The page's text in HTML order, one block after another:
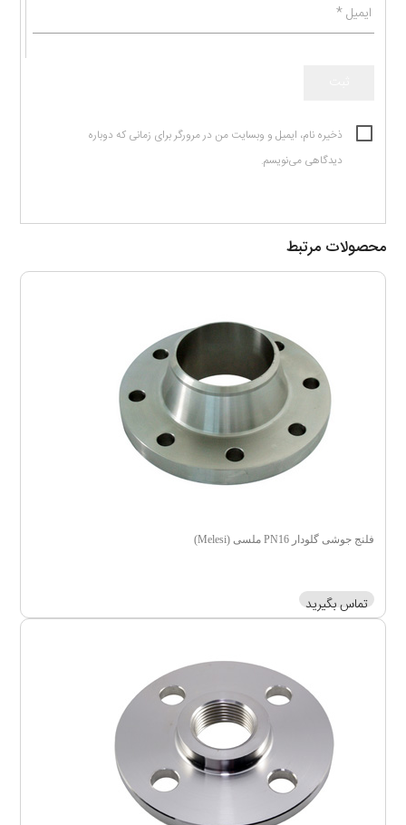
ایمیل*
ذخیره نام، ایمیل و وبسایت من در مرورگر برای زمانی که دوباره
دیدگاهی می‌نویسم.
محصولات مرتبط
فلنج جوشی گلودار PN16 ملسی (Melesi)
تماس بگیرید